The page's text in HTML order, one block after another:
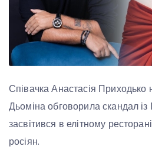
Співачка Анастасія Приходько
Дьоміна обговорила скандал
засвітився в елітному
росіян.